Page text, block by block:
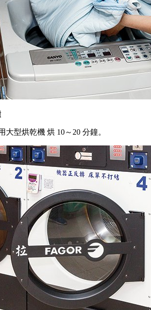
大型烘乾機 烘 10～20 分鐘。